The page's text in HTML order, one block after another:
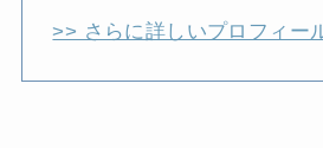
>> さらに詳しいプロフィー